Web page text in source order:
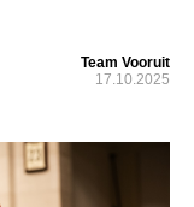
Team Vooruit
17.10.2025